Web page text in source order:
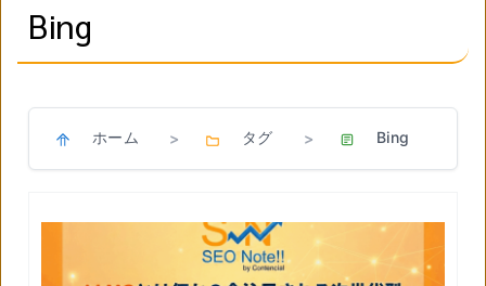
Bing
ホーム > タグ > Bing